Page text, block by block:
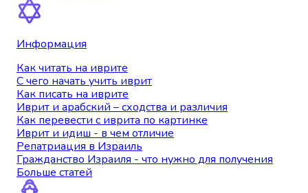
Информация
Как читать на иврите
С чего начать учить иврит
Как писать на иврите
Иврит и арабский – сходства и различия
Как перевести с иврита по картинке
Иврит и идиш - в чем отличие
Репатриация в Израиль
Гражданство Израиля - что нужно для получения
Больше статей